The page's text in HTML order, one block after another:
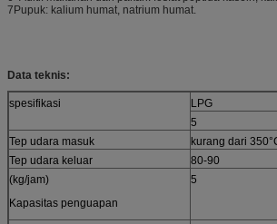
7Pupuk: kalium humat, natrium humat.
Data teknis:
spesifikasi
LPG
5
Tep udara masuk
kurang dari
Tep udara keluar
80-90
(kg/jam)
Kapasitas penguapan
5